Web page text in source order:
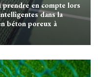
prendre en compte lors
dans la
béton poreux à